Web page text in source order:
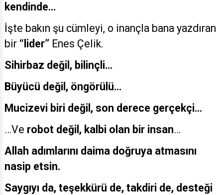
kendinde…
İşte bakın şu cümleyi, o inançla bana yazdıran
bir “lider” Enes Çelik.
Sihirbaz değil, bilinçli...
Büyücü değil, öngörülü...
Mucizevi biri değil, son derece gerçekçi...
…Ve robot değil, kalbi olan bir insan…
Allah adımlarını daima doğruya atmasını
nasip etsin.
Saygıyı da, teşekkürü de, takdiri de, desteği